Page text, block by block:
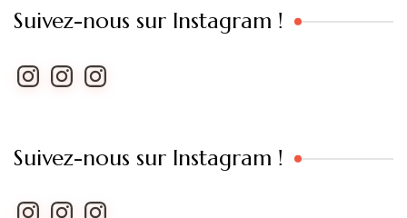
Suivez-nous sur Instagram !
Instagram
InstagramInstagram
Suivez-nous sur Instagram !
Instagram
InstagramInstagram